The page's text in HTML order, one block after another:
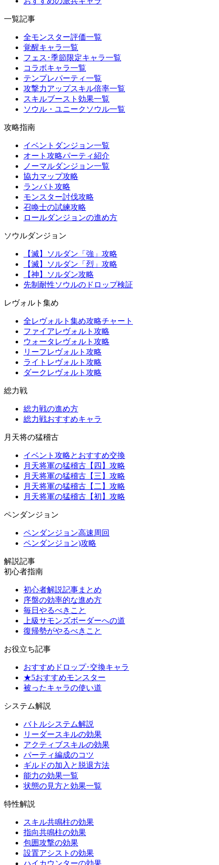
一覧記事
全モンスター評価一覧
覚醒キャラ一覧
フェス･季節限定キャラ一覧
コラボキャラ一覧
テンプレパーティ一覧
攻撃力アップスキル倍率一覧
スキルブースト効果一覧
ソウル・ユニークソウル一覧
攻略指南
イベントダンジョン一覧
オート攻略パーティ紹介
ノーマルダンジョン一覧
協力マップ攻略
ランバト攻略
モンスター討伐攻略
召喚士の試練攻略
ロールダンジョンの進め方
ソウルダンジョン
【滅】ソルダン「強」攻略
【滅】ソルダン「烈」攻略
【神】ソルダン攻略
先制耐性ソウルのドロップ検証
レヴォルト集め
全レヴォルト集め攻略チャート
ファイアレヴォルト攻略
ウォータレヴォルト攻略
リーフレヴォルト攻略
ライトレヴォルト攻略
ダークレヴォルト攻略
総力戦
総力戦の進め方
総力戦おすすめキャラ
月天将の猛稽古
イベント攻略とおすすめ交換
月天将軍の猛稽古【四】攻略
月天将軍の猛稽古【三】攻略
月天将軍の猛稽古【二】攻略
月天将軍の猛稽古【初】攻略
ペンダンジョン
ペンダンジョン高速周回
ペンダンジョン)攻略
解説記事
初心者指南
初心者解説記事まとめ
序盤の効率的な進め方
毎日やるべきこと
上級サモンズボーダーへの道
復帰勢がやるべきこと
お役立ち記事
おすすめドロップ･交換キャラ
★5おすすめモンスター
被ったキャラの使い道
システム解説
バトルシステム解説
リーダースキルの効果
アクティブスキルの効果
パーティ編成のコツ
ギルドの加入と脱退方法
能力の効果一覧
状態の見方と効果一覧
特性解説
スキル共鳴柱の効果
指向共鳴柱の効果
包囲攻撃の効果
設置アシストの効果
ハイカウンターの効果